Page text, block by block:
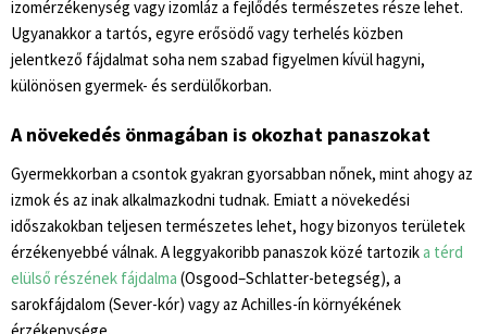
izomérzékenység vagy izomláz a fejlődés természetes része lehet.
Ugyanakkor a tartós, egyre erősödő vagy terhelés közben
jelentkező fájdalmat soha nem szabad figyelmen kívül hagyni,
különösen gyermek- és serdülőkorban.
A növekedés önmagában is okozhat panaszokat
Gyermekkorban a csontok gyakran gyorsabban nőnek, mint ahogy az
izmok és az inak alkalmazkodni tudnak. Emiatt a növekedési
időszakokban teljesen természetes lehet, hogy bizonyos területek
érzékenyebbé válnak. A leggyakoribb panaszok közé tartozika térd
elülső részének fájdalma (Osgood–Schlatter-betegség), a
sarokfájdalom (Sever-kór) vagy az Achilles-ín környékének